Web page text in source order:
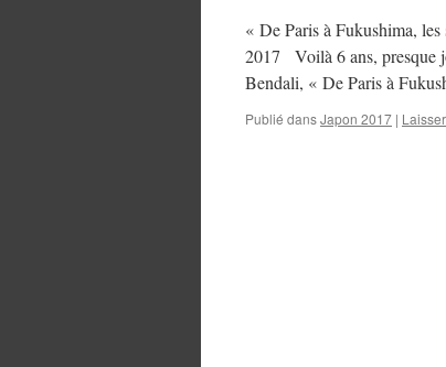
« De Paris à Fukushima,
2017 Voilà 6 ans, presque
Bendali, « De Paris à
Publié dansJapon 2017 |